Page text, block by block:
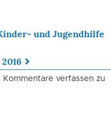
und Jugend­hilfe
Kommentare verfassen zu